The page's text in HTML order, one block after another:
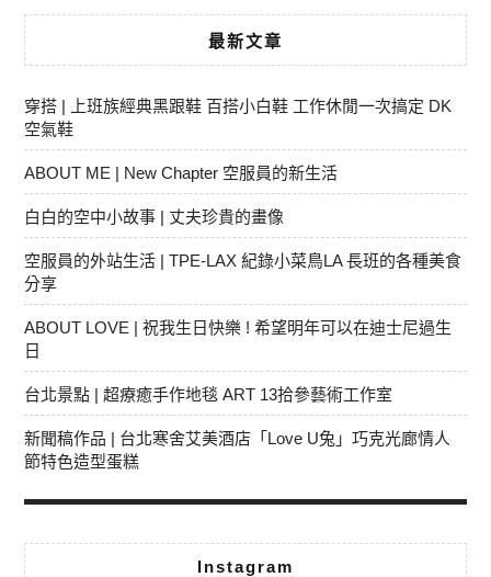
最新文章
穿搭 | 上班族經典黑跟鞋 百搭小白鞋 工作休閒一次搞定 DK
空氣鞋
ABOUT ME | New Chapter 空服員的新生活
白白的空中小故事 | 丈夫珍貴的畫像
空服員的外站生活 | TPE-LAX 紀錄小菜鳥LA 長班的各種美食
分享
ABOUT LOVE | 祝我生日快樂 ! 希望明年可以在迪士尼過生
日
台北景點 | 超療癒手作地毯 ART 13拾參藝術工作室
新聞稿作品 | 台北寒舍艾美酒店「Love U兔」巧克光廊情人
節特色造型蛋糕
Instagram